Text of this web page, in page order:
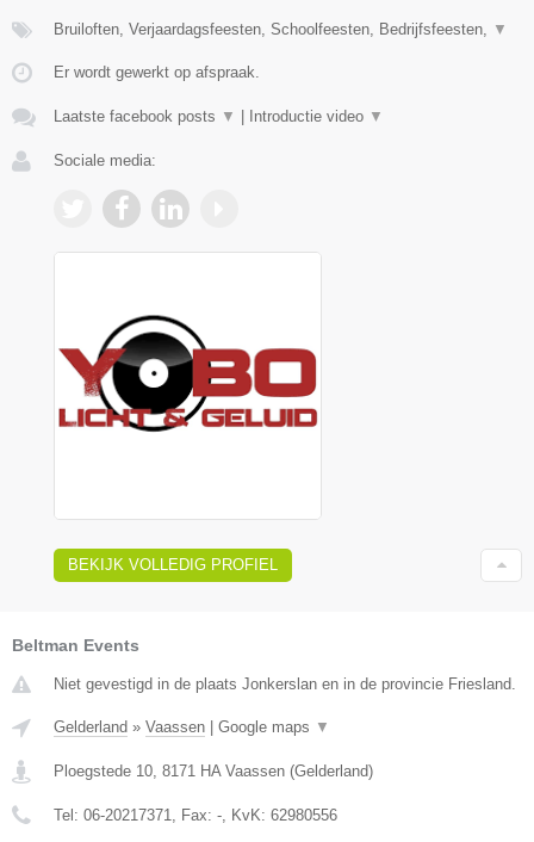
Bruiloften, Verjaardagsfeesten, Schoolfeesten, Bedrijfsfeesten, ▼
Er wordt gewerkt op afspraak.
Laatste facebook posts ▼ Introductie video ▼
Sociale media:
BEKIJK VOLLEDIG PROFIEL
Beltman Events
Niet gevestigd in de plaats Jonkerslan en in de provincie Friesland.
Gelderland » Vaassen Google maps ▼
Ploegstede 10, 8171 HA Vaassen (Gelderland)
Tel: 06-20217371, Fax: -, KvK: 62980556